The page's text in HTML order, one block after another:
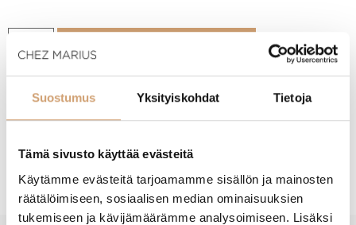
Suostumus Yksityiskohdat Tietoja
Tämä sivusto käyttää evästeitä
Käytämme evästeitä tarjoamamme sisällön ja mainosten
räätälöimiseen, sosiaalisen median ominaisuuksien
tukemiseen ja kävijämäärämme analysoimiseen. Lisäksi
Tuotekuvaus